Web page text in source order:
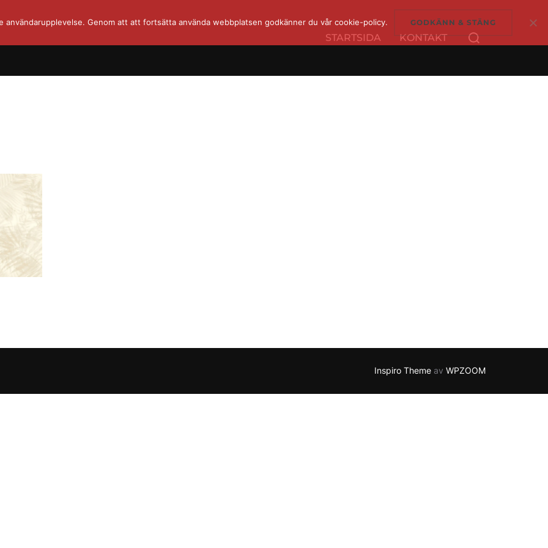
STARTSIDA KONTAKT
Sök
efter:
Inspiro Theme av WPZOOM
Genom att att fortsätta använda webbplatsen godkänner du vår cookie-policy. GODKÄNN & STÄNG